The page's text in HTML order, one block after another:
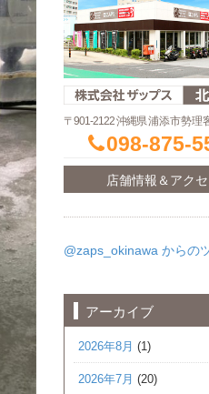
〒901-2122 沖縄県浦添市勢理
098-875-
店舗情報＆アクセ
@zaps_okinawa からの
アーカイブ
2026年8月 (1)
2026年7月 (20)